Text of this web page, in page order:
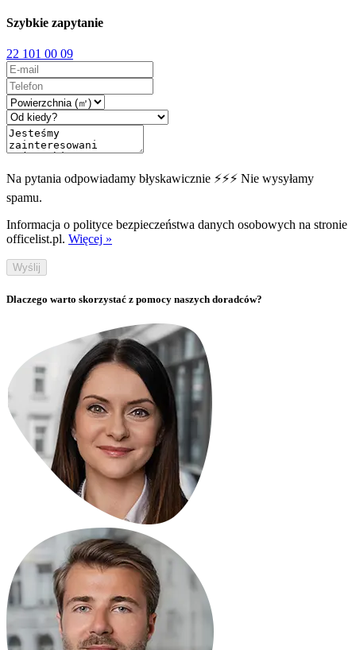
Szybkie zapytanie
22 101 00 09
Na pytania odpowiadamy błyskawicznie ⚡⚡⚡ Nie wysyłamy
spamu.
Informacja o polityce bezpieczeństwa danych osobowych na stronie
officelist.pl. Więcej »
Wyślij
Dlaczego warto skorzystać z pomocy naszych doradców?